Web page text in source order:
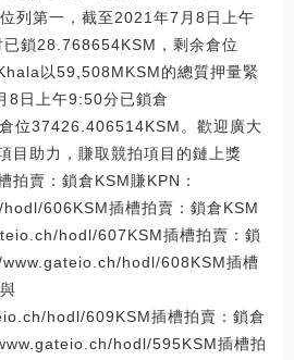
列第一，截至2021年7月8日上午
鎖28.768654KSM，剩余倉位
以59,508MKSM的總質押量緊
8日上午9:50分已鎖倉
位37426.406514KSM。歡迎廣大
目助力，賺取競拍項目的鏈上獎
拍賣：鎖倉KSM賺KPN：
606KSM插槽拍賣：鎖倉KSM
hodl/607KSM插槽拍賣：鎖
hodl/608KSM插槽
hodl/609KSM插槽拍賣：鎖倉
hodl/595KSM插槽拍